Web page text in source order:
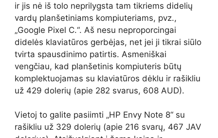
ir jis nė iš tolo neprilygsta tam tikriems didelių
vardų planšetiniams kompiuteriams, pvz.,
„Google Pixel C.“. Aš nesu neproporcingai
didelės klaviatūros gerbėjas, net jei ji tikrai siūlo
tvirta spausdinimo patirtis. Asmeniškai
vengčiau, kad planšetinis kompiuteris būtų
komplektuojamas su klaviatūros dėklu ir rašikliu
už 429 dolerių (apie 282 svarus, 608 AUD).
Vietoj to galite pasiimti „HP Envy Note 8“ su
rašikliu už 329 dolerių (apie 216 svarų, 467 JAV